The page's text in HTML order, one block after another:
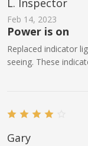
L. Inspector
Feb 14, 2023
Power is on
Replaced indicator
seeing. These
Gary